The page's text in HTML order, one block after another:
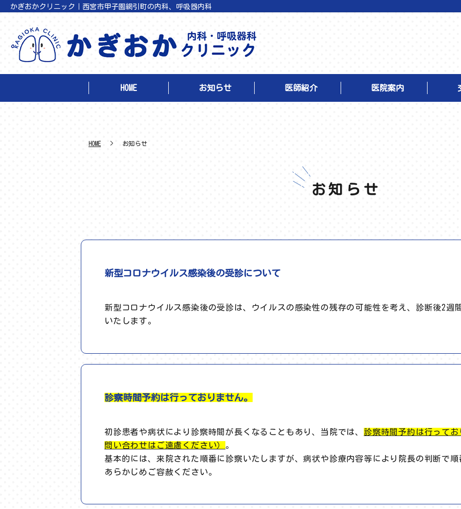
かぎおかクリニック｜西宮市甲子園網引町の内科、呼吸器内科
HOME お知らせ 医師紹介 医院案内
HOME お知らせ
お知らせ
新型コロナウイルス感染後の受診について
新型コロナウイルス感染後の受診は、ウイルスの感染性の残存の可能性を考え、診断後2週
いたします。
診察時間予約は行っておりません。
初診患者や病状により診察時間が長くなることもあり、当院では、 診察時間予約は行って
問い合わせはご遠慮ください） 。
基本的には、来院された順番に診察いたしますが、病状や診療内容等により院長の判断で
あらかじめご容赦ください。